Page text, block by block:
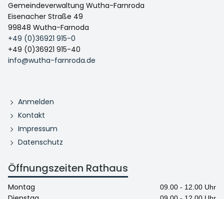
Gemeindeverwaltung Wutha-Farnroda
Eisenacher Straße 49
99848 Wutha-Farnoda
+49 (0)36921 915-0
+49 (0)36921 915-40
info@wutha-farnroda.de
Anmelden
Kontakt
Impressum
Datenschutz
Öffnungszeiten Rathaus
Montag 09.00 - 12.00 Uhr